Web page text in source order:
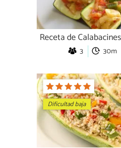
Receta de
3 30m
Dificultad baja